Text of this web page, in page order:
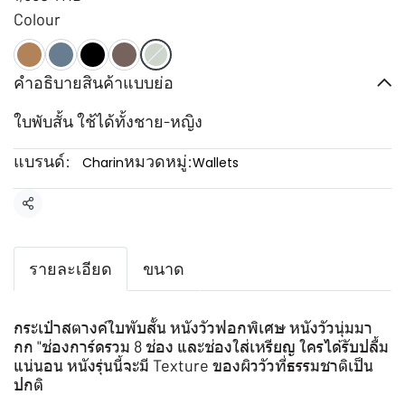
Colour
คำอธิบายสินค้าแบบย่อ
ใบพับสั้น ใช้ได้ทั้งชาย-หญิง
แบรนด์:
Charinหมวดหมู่:Wallets
แชร์
รายละเอียด ขนาด
กระเป๋าสตางค์ใบพับสั้น หนังวัวฟอกพิเศษ หนังวัวนุ่มมา
กก "ช่องการ์ดรวม 8 ช่อง และช่องใส่เหรียญ ใครได้รับปลื้ม
แน่นอน หนังรุ่นนี้จะมี Texture ของผิววัวที่ธรรมชาติเป็น
ปกติ